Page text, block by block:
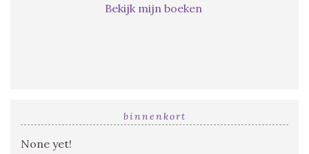
Bekijk mijn boeken
binnenkort
None yet!